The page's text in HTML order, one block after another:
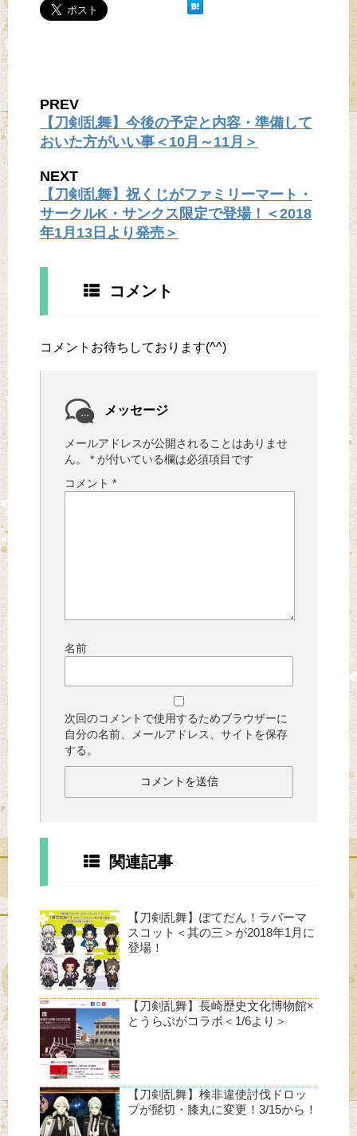
PREV
【刀剣乱舞】今後の予定と内容・準備して
おいた方がいい事＜10月～11月＞
NEXT
【刀剣乱舞】祝くじがファミリーマート・
サークルK・サンクス限定で登場！＜2018
年1月13日より発売＞
コメント
コメントお待ちしております(^^)
メッセージ
メールアドレスが公開されることはありませ
ん。
* が付いている欄は必須項目です
コメント *
名前
次回のコメントで使用するためブラウザーに
自分の名前、メールアドレス、サイトを保存
する。
関連記事
【刀剣乱舞】ぽてだん！ラバーマ
スコット＜其の三＞が2018年1月に
登場！
【刀剣乱舞】長崎歴史文化博物館×
とうらぶがコラボ＜1/6より＞
【刀剣乱舞】検非違使討伐ドロッ
プが髭切・膝丸に変更！3/15から！